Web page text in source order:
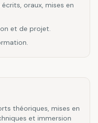
oraux, mises en
et de projet.
théoriques, mises en
et immersion